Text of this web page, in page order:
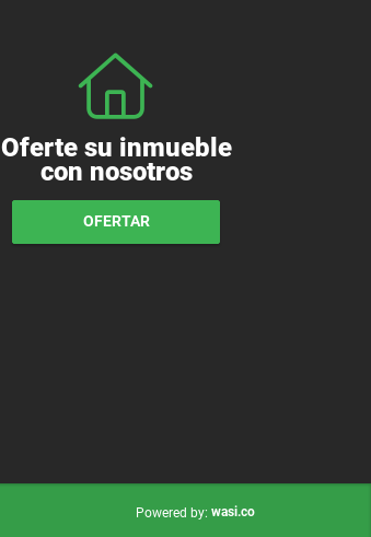
Oferte su inmueble
con nosotros
OFERTAR
Powered by: wasi.co